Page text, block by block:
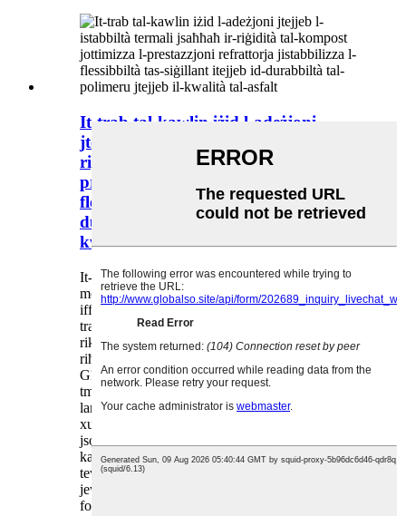
It-trab tal-kawlin iżid l-adeżjoni
jtejjeb l-istabbiltà termali jsaħħaħ ir-
riġidità tal-kompost jottimizza l-
prestazzjoni refrattorja jistabbilizza l-
flessibbiltà tas-siġillant itejjeb id-
durabbiltà tal-polimeru jtejjeb il-
kwalità tal-asfalt
It-Trab tal-Kawlina huwa minerali mhux
metalliku naturali ddominat mill-kaolinite,
iffurmat permezz ta' dekompożizzjoni u
trasformazzjoni gradwali ta' blat aluminosilikat
rikk fil-feldspar taħt azzjoni kkombinata ta' ilma,
riħ u fatturi bijoloġiċi fuq miljuni ta' snin.
Għandu tessut artab u bellus li jħossu lixx meta
tmiss, partiċelli fini bħal pjanċa bi struttura
lamellari ultra-rqiqa (li tista' tirkeb u tissakkar ma'
xulxin) u proprjetajiet fiżiko-kimiċi sinerġistiċi li
jsostnu l-valur industrijali wiesa' tiegħu. Il-
karatteristiċi ewlenin jinkludu bjuda inerenti li
tevita t-tibdil fil-kulur ta' prodotti finali b'ton ċar
jew trasparenti, plastiċità eċċellenti li tippermetti
formazzjoni faċli f'sistemi semi-solidi (bħal pejst